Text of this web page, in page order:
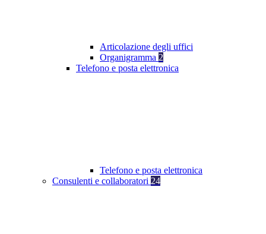
Articolazione degli uffici
Organigramma 2
Telefono e posta elettronica
Telefono e posta elettronica
Consulenti e collaboratori 24